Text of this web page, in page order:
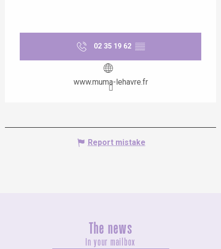
02 35 19 62 ▒▒
www.muma-lehavre.fr
Report mistake
The news
In your mailbox